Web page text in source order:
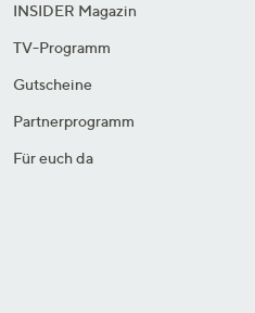
INSIDER Magazin
TV-Programm
Gutscheine
Partnerprogramm
Für euch da